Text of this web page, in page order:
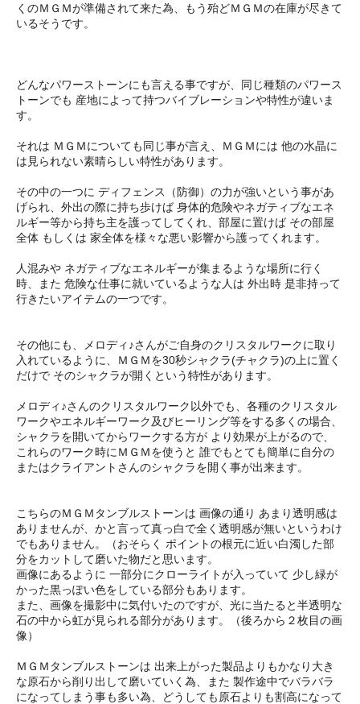
くのＭＧＭが準備されて来た為、もう殆どＭＧＭの在庫が尽きて
いるそうです。
どんなパワーストーンにも言える事ですが、同じ種類のパワース
トーンでも 産地によって持つバイブレーションや特性が違いま
す。
それは ＭＧＭについても同じ事が言え、ＭＧＭには 他の水晶に
は見られない素晴らしい特性があります。
その中の一つに ディフェンス（防御）の力が強いという事があ
げられ、外出の際に持ち歩けば 身体的危険やネガティブなエネ
ルギー等から持ち主を護ってしてくれ、部屋に置けば その部屋
全体 もしくは 家全体を様々な悪い影響から護ってくれます。
人混みや ネガティブなエネルギーが集まるような場所に行く
時、また 危険な仕事に就いているような人は 外出時 是非持って
行きたいアイテムの一つです。
その他にも、メロディ♪さんがご自身のクリスタルワークに取り
入れているように、ＭＧＭを30秒シャクラ(チャクラ)の上に置く
だけで そのシャクラが開くという特性があります。
メロディ♪さんのクリスタルワーク以外でも、各種のクリスタル
ワークやエネルギーワーク及びヒーリング等をする多くの場合、
シャクラを開いてからワークする方が より効果が上がるので、
これらのワーク時にＭＧＭを使うと 誰でもとても簡単に自分の
またはクライアントさんのシャクラを開く事が出来ます。
こちらのＭＧＭタンブルストーンは 画像の通り あまり透明感は
ありませんが、かと言って真っ白で全く透明感が無いというわけ
でもありません。（おそらく ポイントの根元に近い白濁した部
分をカットして磨いた物だと思います。
画像にあるように 一部分にクローライトが入っていて 少し緑が
かった黒っぽい色をしている部分もあります。
また、画像を撮影中に気付いたのですが、光に当たると半透明な
石の中から虹が見られる部分があります。（後ろから２枚目の画
像）
ＭＧＭタンブルストーンは 出来上がった製品よりもかなり大き
な原石から削り出して磨いていく為、また 製作途中でバラバラ
になってしまう事も多い為、どうしても原石よりも割高になって